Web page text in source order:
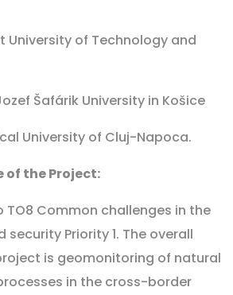
of Technology and
Šafárik University in Košice
University of Cluj-Napoca.
of the Project:
Common challenges in the
Priority 1. The overall
is geomonitoring of natural
in the cross-border